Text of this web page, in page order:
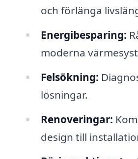
och förlänga
Energibesparing:
moderna
Felsökning:
lösningar.
Renoveringar:
design till